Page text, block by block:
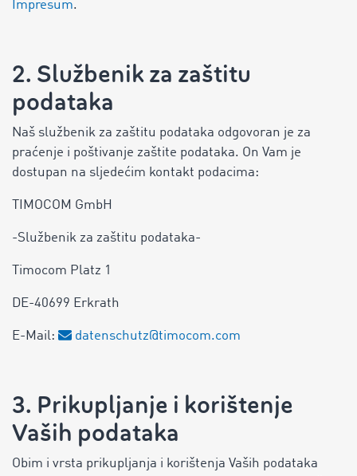
Impresum.
2. Službenik za zaštitu
podataka
Naš službenik za zaštitu podataka odgovoran je za
praćenje i poštivanje zaštite podataka. On Vam je
dostupan na sljedećim kontakt podacima:
TIMOCOM GmbH
-Službenik za zaštitu podataka-
Timocom Platz 1
DE-40699 Erkrath
E-Mail: datenschutz@timocom.com
3. Prikupljanje i korištenje
Vaših podataka
Obim i vrsta prikupljanja i korištenja Vaših podataka